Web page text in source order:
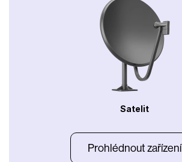
Satelit
Prohlédnout zařízení